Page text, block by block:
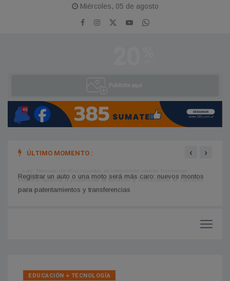
Miércoles, 05 de agosto
ÚLTIMO MOMENTO :
Registrar un auto o una moto será más caro: nuevos montos
Gatella apunta a potenciar el turismo y consolidar el cambio
político
‹ ›
EDUCACIÓN + TECNOLOGÍ­A